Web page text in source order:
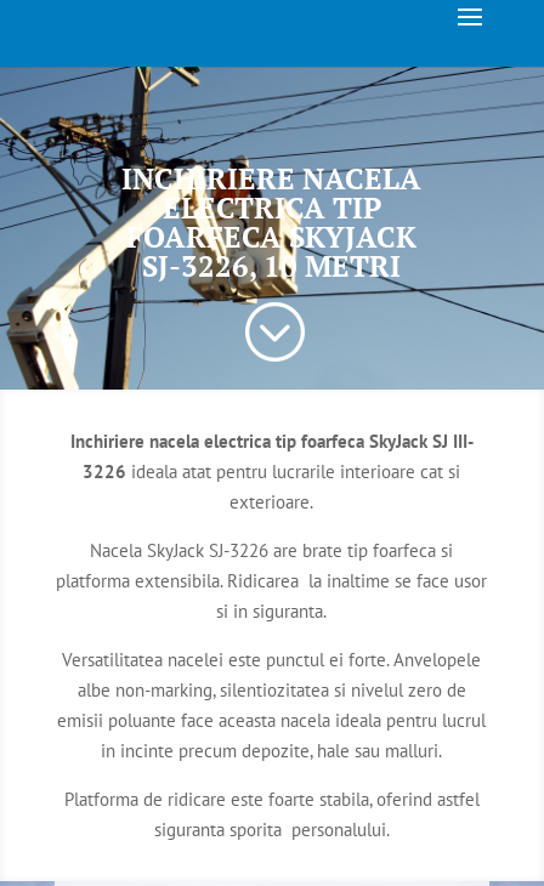
INCHIRIERE NACELA
ELECTRICA TIP
FOARFECA SKYJACK
SJ-3226, 10 METRI
;
Inchiriere nacela electrica tip foarfeca SkyJack SJ III-
3226 ideala atat pentru lucrarile interioare cat si
exterioare.
Nacela SkyJack SJ-3226 are brate tip foarfeca si
platforma extensibila. Ridicarea la inaltime se face usor
si in siguranta.
Versatilitatea nacelei este punctul ei forte. Anvelopele
albe non-marking, silentiozitatea si nivelul zero de
emisii poluante face aceasta nacela ideala pentru lucrul
in incinte precum depozite, hale sau malluri.
Platforma de ridicare este foarte stabila, oferind astfel
siguranta sporita personalului.